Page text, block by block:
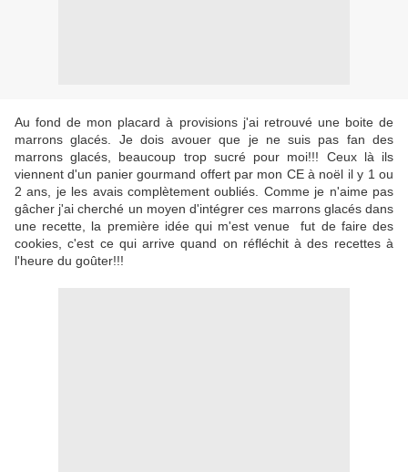
Au fond de mon placard à provisions j'ai retrouvé une boite de
marrons glacés. Je dois avouer que je ne suis pas fan des
marrons glacés, beaucoup trop sucré pour moi!!! Ceux là ils
viennent d'un panier gourmand offert par mon CE à noël il y 1 ou
2 ans, je les avais complètement oubliés. Comme je n'aime pas
gâcher j'ai cherché un moyen d'intégrer ces marrons glacés dans
une recette, la première idée qui m'est venue fut de faire des
cookies, c'est ce qui arrive quand on réfléchit à des recettes à
l'heure du goûter!!!